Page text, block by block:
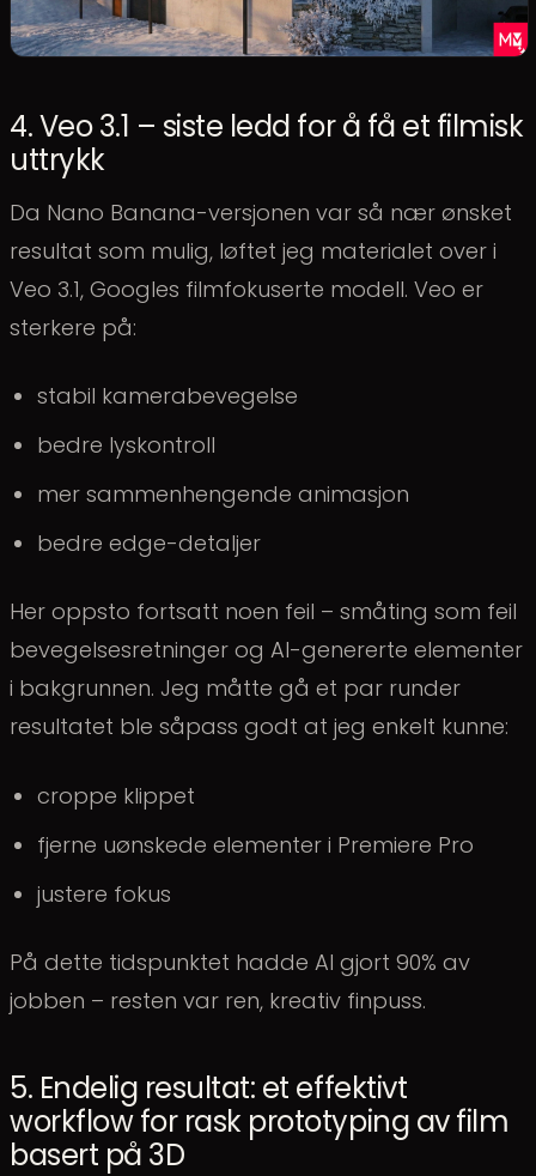
4. Veo 3.1 – siste ledd for å få et filmisk
uttrykk
Da Nano Banana-versjonen var så nær ønsket
resultat som mulig, løftet jeg materialet over i
Veo 3.1, Googles filmfokuserte modell. Veo er
sterkere på:
stabil kamerabevegelse
bedre lyskontroll
mer sammenhengende animasjon
bedre edge-detaljer
Her oppsto fortsatt noen feil – småting som feil
bevegelsesretninger og AI-genererte elementer
i bakgrunnen. Jeg måtte gå et par runder
resultatet ble såpass godt at jeg enkelt kunne:
croppe klippet
fjerne uønskede elementer i Premiere Pro
justere fokus
På dette tidspunktet hadde AI gjort 90% av
jobben – resten var ren, kreativ finpuss.
5. Endelig resultat: et effektivt
workflow for rask prototyping av film
basert på 3D